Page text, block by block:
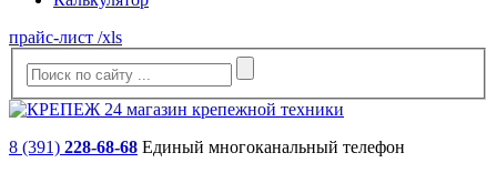
прайс-лист /xls
8 (391) 228-68-68 Единый многоканальный телефон